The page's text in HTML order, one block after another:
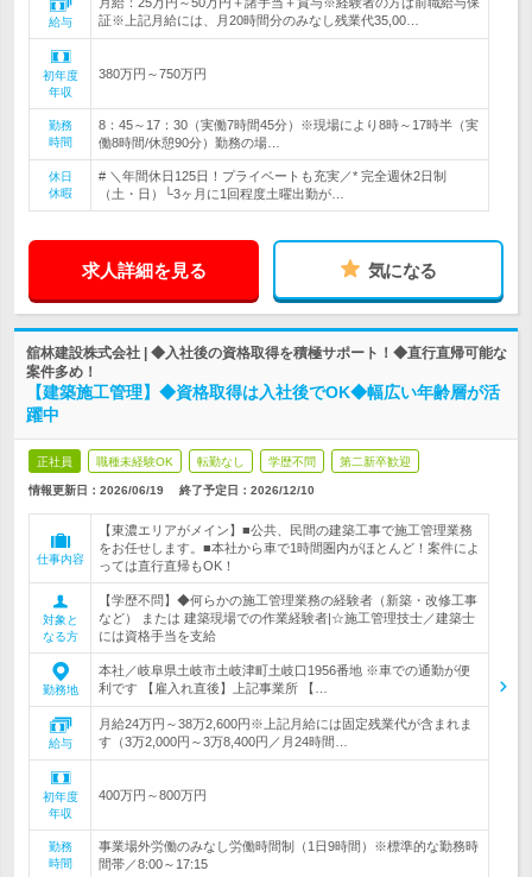
給与
証※上記月給には、月20時間分のみなし残業代35,00…
初年度
年収
380万円～750万円
勤務
時間
8：45～17：30（実働7時間45分）※現場により8時～17時半（実
働8時間/休憩90分）勤務の場…
休日
休暇
# ＼年間休日125日！プライベートも充実／* 完全週休2日制
（土・日）└3ヶ月に1回程度土曜出勤が…
求人詳細を見る 気になる
舘林建設株式会社 | ◆入社後の資格取得を積極サポート！◆直行直帰可能な
案件多め！
【建築施工管理】◆資格取得は入社後でOK◆幅広い年齢層が活
躍中
正社員 職種未経験OK 転勤なし 学歴不問 第二新卒歓迎
情報更新日：2026/06/19 終了予定日： 2026/12/10
仕事内容
【東濃エリアがメイン】■公共、民間の建築工事で施工管理業務
をお任せします。■本社から車で1時間圏内がほとんど！案件によ
っては直行直帰もOK！
対象と
なる方
【学歴不問】◆何らかの施工管理業務の経験者（新築・改修工事
など） または 建築現場での作業経験者|☆施工管理技士／建築士
には資格手当を支給
勤務地
本社／岐阜県土岐市土岐津町土岐口1956番地 ※車での通勤が便
利です 【雇入れ直後】上記事業所 【…
給与
月給24万円～38万2,600円※上記月給には固定残業代が含まれま
す（3万2,000円～3万8,400円／月24時間…
初年度
年収
400万円～800万円
勤務
時間
事業場外労働のみなし労働時間制（1日9時間）※標準的な勤務時
間帯／8:00～17:15